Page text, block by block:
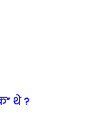
थे ?